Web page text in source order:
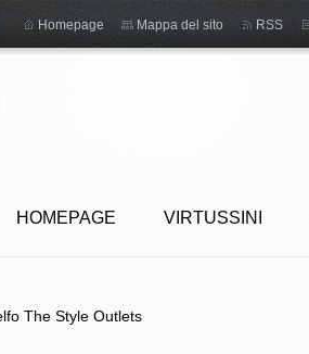
HOMEPAGE VIRTUSSINI
Homepage Mappa del sito RSS
The Style Outlets